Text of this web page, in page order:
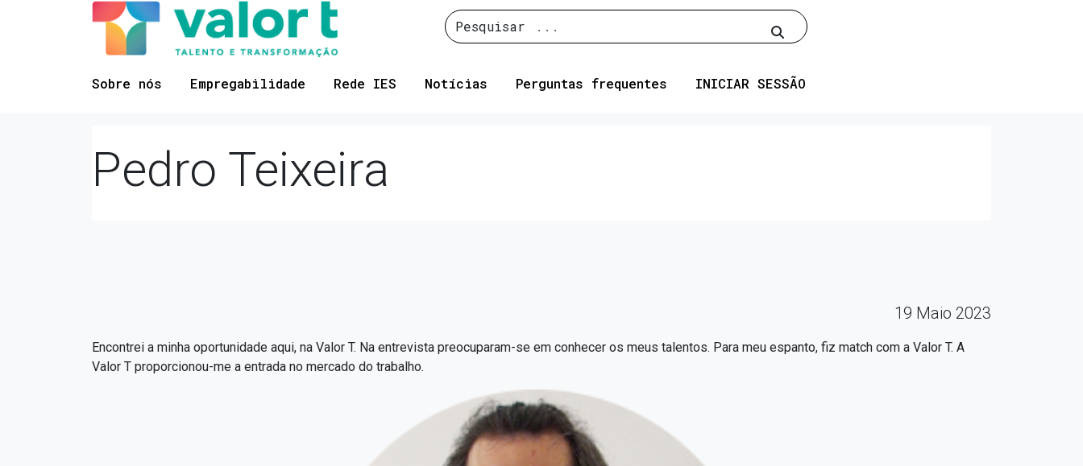
Ir para a navegação
Pesquisar
Pesquisar
Sobre nós Empregabilidade Rede IES Notícias Perguntas frequentes INICIAR SESSÃO
Pedro Teixeira
19 Maio 2023
Encontrei a minha oportunidade aqui, na Valor T. Na entrevista preocuparam-se em conhecer os meus talentos. Para meu espanto, fiz match com a Valor T. A
Valor T proporcionou-me a entrada no mercado do trabalho.